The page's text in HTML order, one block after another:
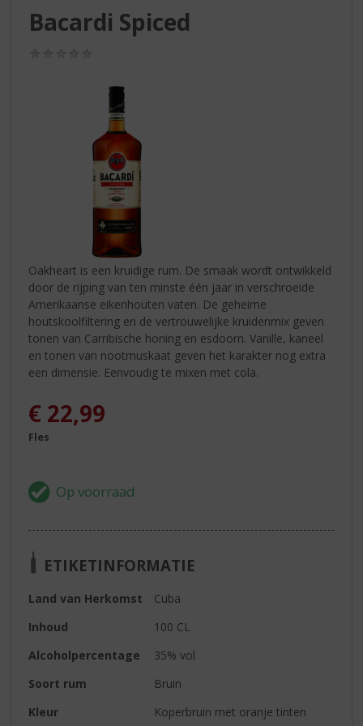
Bacardi Spiced
Oakheart is een kruidige rum. De smaak wordt ontwikkeld
door de rijping van ten minste één jaar in verschroeide
Amerikaanse eikenhouten vaten. De geheime
houtskoolfiltering en de vertrouwelijke kruidenmix geven
tonen van Carribische honing en esdoorn. Vanille, kaneel
en tonen van nootmuskaat geven het karakter nog extra
een dimensie. Eenvoudig te mixen met cola.
€ 22,99
Fles
ETIKETINFORMATIE
Land van Herkomst
Cuba
Inhoud
100 CL
Alcoholpercentage
35% vol
Soort rum
Bruin
Kleur
Koperbruin met oranje tinten